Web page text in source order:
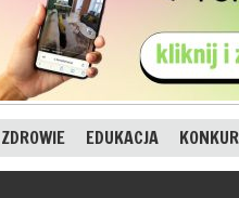
ZDROWIE EDUKACJA